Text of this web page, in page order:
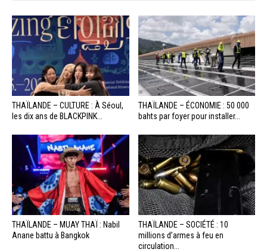
THAÏLANDE – CULTURE : À Séoul,
les dix ans de BLACKPINK...
THAÏLANDE – ÉCONOMIE : 50 000
bahts par foyer pour installer...
THAÏLANDE – MUAY THAÏ : Nabil
Anane battu à Bangkok
THAÏLANDE – SOCIÉTÉ : 10
millions d’armes à feu en
circulation...